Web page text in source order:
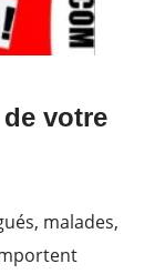
votre
malades,